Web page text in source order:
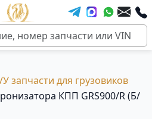
запчасти для грузовиков
КПП GRS900/R (Б/